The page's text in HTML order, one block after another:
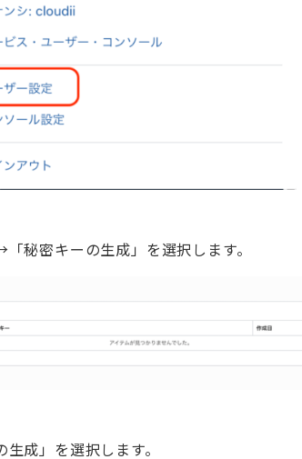
秘密キーの生成」を選択します。
成」を選択します。